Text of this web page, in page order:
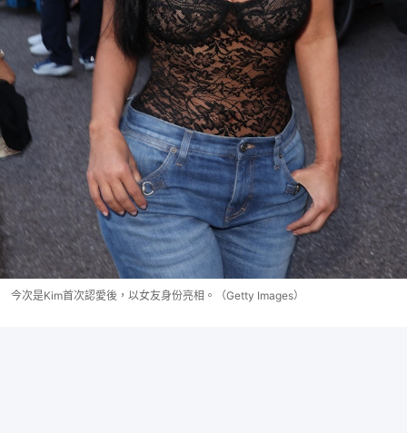
今次是Kim首次認愛後，以女友身份亮相。（Getty Images）